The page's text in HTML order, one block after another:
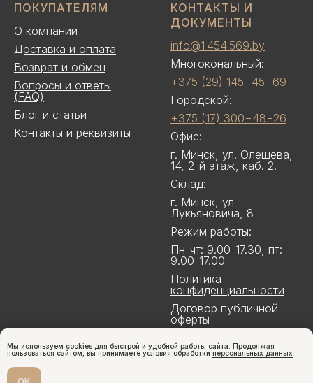
Мы используем cookies для быстрой и удобной работы сайта. Продолжая
пользоваться сайтом, вы принимаете условия обработки персональных данных
ПОКУПАТЕЛЯМ
О компании
Доставка и оплата
Возврат и обмен
Вопросы и ответы
(FAQ)
Блог и статьи
Контакты и реквизиты
КОНТАКТЫ И
ДОКУМЕНТЫ
info@1 454 569.by
Многокональный:
+375 (29) 145−45−69
Городской:
+375 (17) 300−48−26
Офис:
г. Минск, ул. Олешева,
14, 2-й этаж, каб. 2.
Склад:
г. Минск, ул
Лукьяновича, 8
Режим работы:
Пн-чт: 9.00-17.30, пт:
9.00-17.00
Политика
конфиденциальности
Договор публичной
оферты